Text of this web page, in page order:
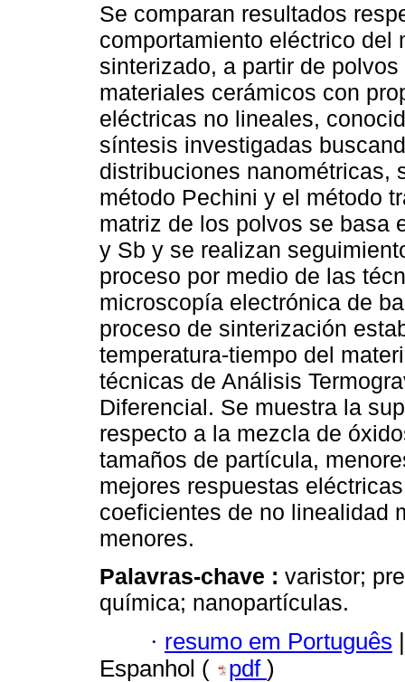
Se comparan resultados
comportamiento eléctrico del
sinterizado, a partir de
materiales cerámicos con
eléctricas no lineales,
síntesis investigadas
distribuciones nanométricas,
método Pechini y el método
matriz de los polvos se basa
y Sb y se realizan
proceso por medio de las
microscopía electrónica de
proceso de sinterización
temperatura-tiempo del
técnicas de Análisis
Diferencial. Se muestra la
respecto a la mezcla de
tamaños de partícula,
mejores respuestas
coeficientes de no linealidad
menores.
Palavras-chave : varistor;
química; nanopartículas.
· resumo em Português |
Espanhol (
pdf )